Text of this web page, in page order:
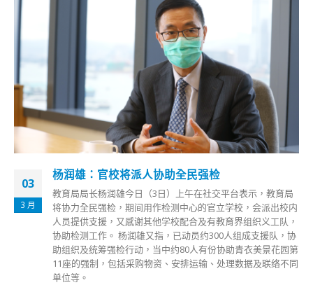
03
3 月
杨润雄：官校将派人协助全民强检
教育局局长杨润雄今日（3日）上午在社交平台表示，教育局
将协力全民强检，期间用作检测中心的官立学校，会派出校内
人员提供支援，又感谢其他学校配合及有教育界组织义工队，
协助检测工作。 杨润雄又指，已动员约300人组成支援队，协
助组织及统筹强检行动，当中约80人有份协助青衣美景花园第
11座的强制，包括采购物资、安排运输、处理数据及联络不同
单位等。